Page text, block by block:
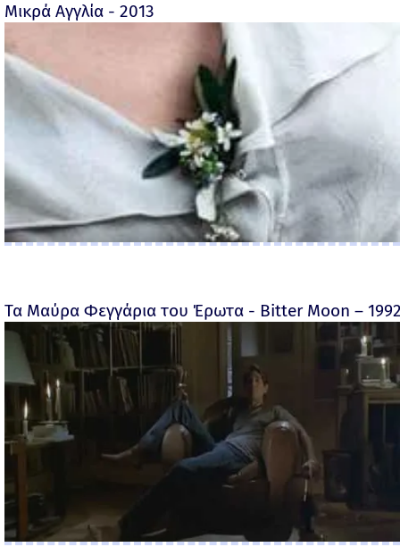
Μικρά Αγγλία - 2013
Τα Μαύρα Φεγγάρια του Έρωτα - Bitter Moon –